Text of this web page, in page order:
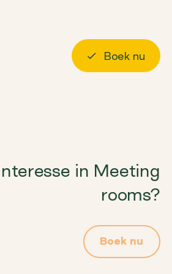
Boek nu
Interesse in Meeting
rooms?
Boek nu